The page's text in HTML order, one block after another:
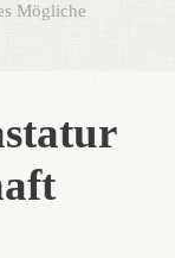
Mögliche